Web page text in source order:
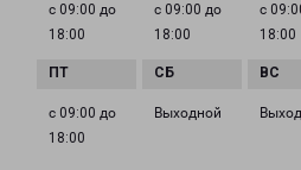
с 09:00 до
18:00
с 09:00 до
18:00
с
18:00
с 09:00 до
18:00
Выходной